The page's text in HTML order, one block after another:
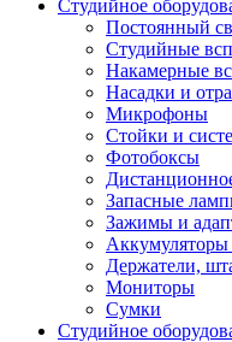
Студийное
Постоянный
Студийные
Накамерные
Насадки и
Микрофоны
Стойки и
Фотобоксы
Запасные
Зажимы и
Аккумуляторы
Держатели,
Мониторы
Сумки
Студийное